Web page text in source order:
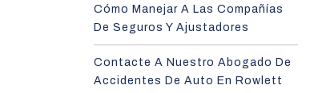
Cómo Manejar A Las Compañías
De Seguros Y Ajustadores
Contacte A Nuestro Abogado De
Accidentes De Auto En Rowlett